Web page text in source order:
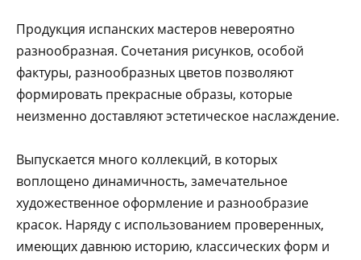
Продукция испанских мастеров невероятно
разнообразная. Сочетания рисунков, особой
фактуры, разнообразных цветов позволяют
формировать прекрасные образы, которые
неизменно доставляют эстетическое наслаждение.
Выпускается много коллекций, в которых
воплощено динамичность, замечательное
художественное оформление и разнообразие
красок. Наряду с использованием проверенных,
имеющих давнюю историю, классических форм и